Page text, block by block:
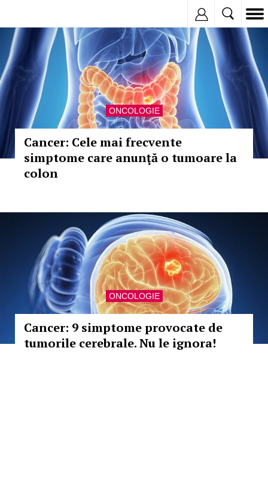
ONCOLOGIE
Cancer: Cele mai frecvente
simptome care anunţă o tumoare la
colon
ONCOLOGIE
Cancer: 9 simptome provocate de
tumorile cerebrale. Nu le ignora!